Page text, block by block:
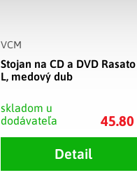
VCM
Stojan na CD a DVD
L, medový dub
skladom u
dodávateľa
Detail